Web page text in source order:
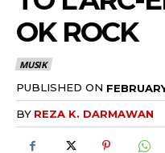
OK ROCK
MUSIK
PUBLISHED ON
BY REZA K. DARMAWAN